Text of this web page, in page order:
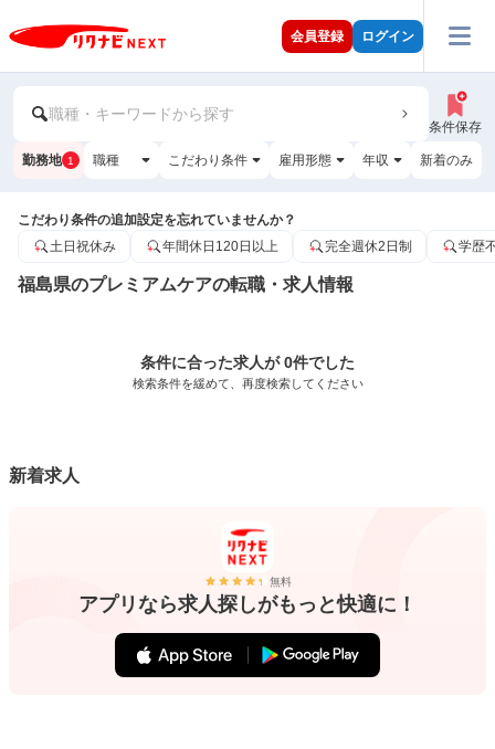
会員登録 ログイン
職種・キーワードから探す
条件保存
勤務地 1 職種 こだわり条件 雇用形態 年収 新着のみ
こだわり条件の追加設定を忘れていませんか？
土日祝休み
年間休日120日以上 完全週休2日制 学歴
福島県のプレミアムケアの転職・求人情報
条件に合った求人が 0件でした
検索条件を緩めて、再度検索してください
新着求人
無料
アプリなら求人探しがもっと快適に！